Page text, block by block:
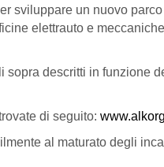
sviluppare un nuovo
elettrauto e
descritti in funzione
di seguito:
al maturato degli